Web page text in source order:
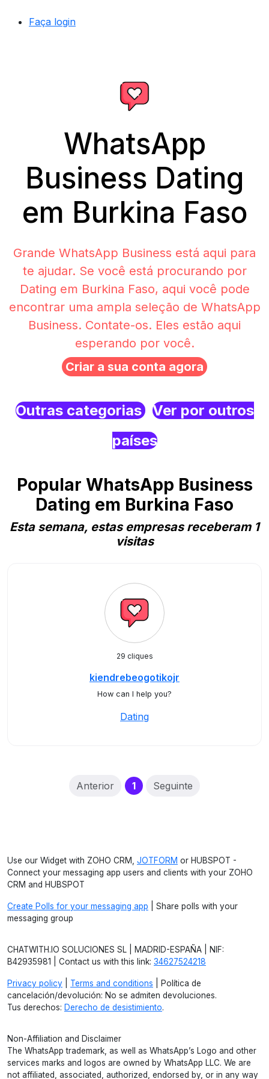
Faça login
WhatsApp
Business Dating
em Burkina Faso
Grande WhatsApp Business está aqui para
te ajudar. Se você está procurando por
Dating em Burkina Faso, aqui você pode
encontrar uma ampla seleção de WhatsApp
Business. Contate-os. Eles estão aqui
esperando por você.
Criar a sua conta agora
Outras categorias Ver por outros
países
Popular WhatsApp Business
Dating em Burkina Faso
Esta semana, estas empresas receberam 1
visitas
29 cliques
kiendrebeogotikojr
How can I help you?
Dating
Anterior 1(current)
Seguinte
Use our Widget with ZOHO CRM, JOTFORM or HUBSPOT -
Connect your messaging app users and clients with your ZOHO
CRM and HUBSPOT
Create Polls for your messaging app | Share polls with your
messaging group
CHATWITH.IO SOLUCIONES SL | MADRID-ESPAÑA | NIF:
B42935981 | Contact us with this link: 34627524218
Privacy policy Terms and conditions | Política de
cancelación/devolución: No se admiten devoluciones.
Tus derechos: Derecho de desistimiento.
Non-Affiliation and Disclaimer
The WhatsApp trademark, as well as WhatsApp’s Logo and other
services marks and logos are owned by WhatsApp LLC. We are
not affiliated, associated, authorized, endorsed by, or in any way